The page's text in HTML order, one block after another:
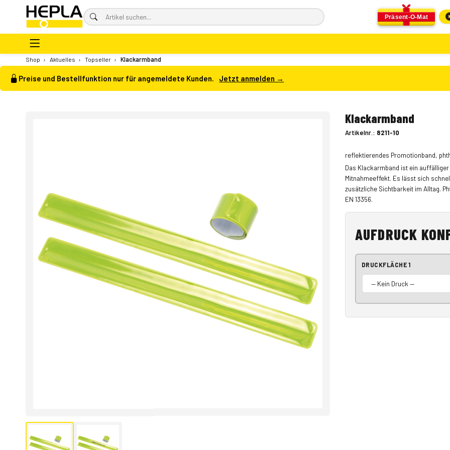
Präsent-O-Mat
Shop › Aktuelles › Topseller › Klackarmband
Preise und Bestellfunktion nur für angemeldete Kunden. Jetzt anmelden →
Klackarmband
Artikelnr.: 8211-10
reflektierendes Promotionband,
Das Klackarmband ist ein
Mitnahmeeffekt. Es lässt sich
zusätzliche Sichtbarkeit im Alltag.
EN 13356.
AUFDRUCK
DRUCKFLÄCHE 1